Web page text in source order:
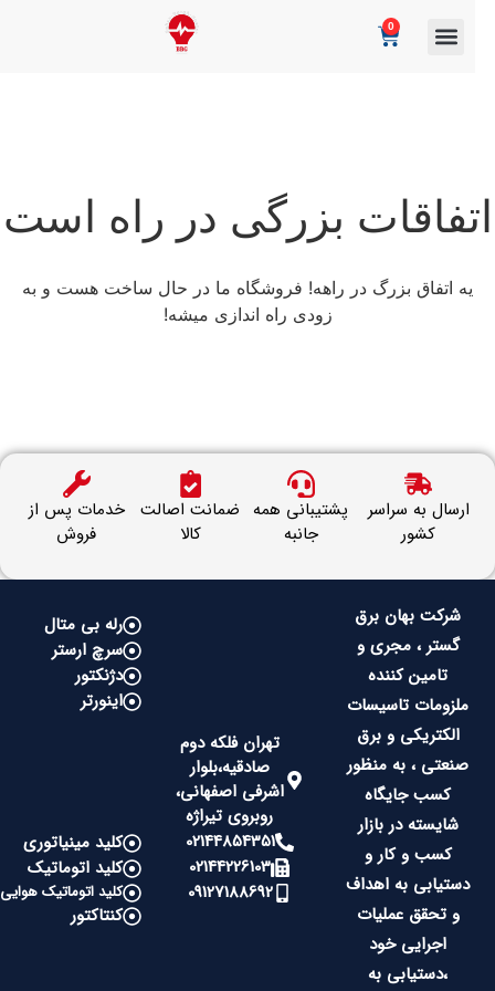
بزرگی در راه است
یه اتفاق بزرگ در راهه! فروشگاه ما در حال ساخت هست و به
زودی راه اندازی میشه!
ارسال به سراسر
کشور
پشتیبانی همه
جانبه
ضمانت اصالت
کالا
خدمات پس از
فروش
شرکت بهان برق
گستر ، مجری و
تامین کننده
ملزومات تاسیسات
الکتریکی و برق
صنعتی ، به منظور
کسب جایگاه
شایسته در بازار
کسب و کار و
دستیابی به اهداف
و تحقق عملیات
اجرایی خود
،دستیابی به
تهران فلکه دوم
صادقیه،بلوار
اشرفی اصفهانی،
روبروی تیراژه
02144854351
02144226103
09127188692
رله بی متال
سرچ ارستر
دژنکتور
اینورتر
کلید مینیاتوری
کلید اتوماتیک
کلید اتوماتیک هوایی
کنتاکتور